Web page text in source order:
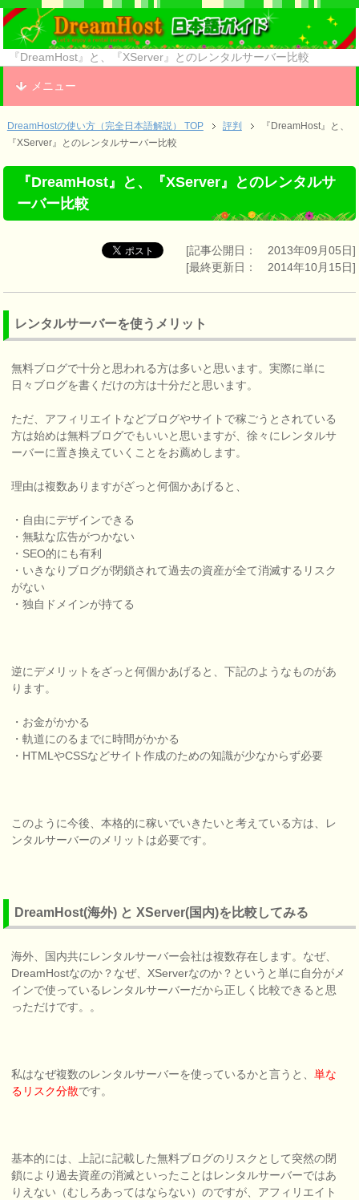
『DreamHost』と、『XServer』とのレンタルサーバー比較
メニュー
DreamHostの使い方（完全日本語解説） TOP 評判
『DreamHost』と、
『XServer』とのレンタルサーバー比較
『DreamHost』と、『XServer』とのレンタルサ
ーバー比較
[記事公開日： 2013年09月05日]
[最終更新日： 2014年10月15日]
レンタルサーバーを使うメリット
無料ブログで十分と思われる方は多いと思います。実際に単に
日々ブログを書くだけの方は十分だと思います。
ただ、アフィリエイトなどブログやサイトで稼ごうとされている
方は始めは無料ブログでもいいと思いますが、徐々にレンタルサ
ーバーに置き換えていくことをお薦めします。
理由は複数ありますがざっと何個かあげると、
・自由にデザインできる
・無駄な広告がつかない
・SEO的にも有利
・いきなりブログが閉鎖されて過去の資産が全て消滅するリスク
がない
・独自ドメインが持てる
逆にデメリットをざっと何個かあげると、下記のようなものがあ
ります。
・お金がかかる
・軌道にのるまでに時間がかかる
・HTMLやCSSなどサイト作成のための知識が少なからず必要
このように今後、本格的に稼いでいきたいと考えている方は、レ
ンタルサーバーのメリットは必要です。
DreamHost(海外) と XServer(国内)を比較してみる
海外、国内共にレンタルサーバー会社は複数存在します。なぜ、
DreamHostなのか？なぜ、XServerなのか？というと単に自分がメ
インで使っているレンタルサーバーだから正しく比較できると思
っただけです。。
私はなぜ複数のレンタルサーバーを使っているかと言うと、単な
るリスク分散です。
基本的には、上記に記載した無料ブログのリスクとして突然の閉
鎖により過去資産の消滅といったことはレンタルサーバーではあ
りえない（むしろあってはならない）のですが、アフィリエイト